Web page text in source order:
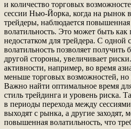
и количество торговых
сессии Нью-Йорка, когда на рынок
трейдеры, наблюдается повышенная
волатильность. Это может быть
недостатком для трейдера. С одной
волатильность позволяет
другой стороны, увеличивает
активности, например, во время
меньше торговых возможностей,
Важно найти оптимальное время
стиль трейдинга и уровень риска.
в периоды перехода между
выходят с рынка, а другие заходят,
повышенная волатильность, что